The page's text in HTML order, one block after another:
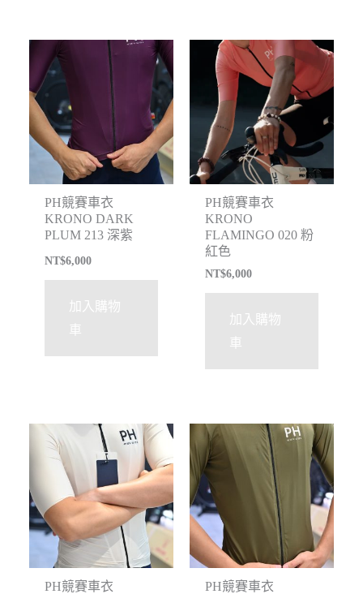
PH競賽車衣
KRONO DARK
PLUM 213 深紫
NT$6,000
加入購物
車
PH競賽車衣
KRONO
FLAMINGO 020 粉
紅色
NT$6,000
加入購物
車
PH競賽車衣
PH競賽車衣